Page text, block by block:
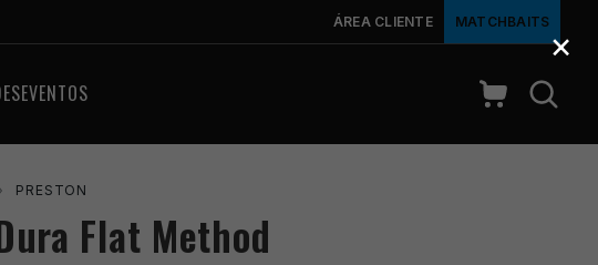
ÁREA CLIENTE MATCHBAITS
EVENTOS
› PRESTON
Flat Method
×